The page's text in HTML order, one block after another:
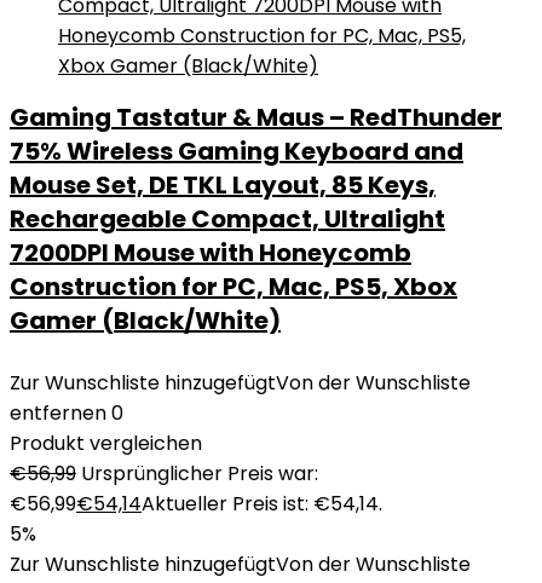
Gaming Tastatur & Maus – RedThunder
75% Wireless Gaming Keyboard and
Mouse Set, DE TKL Layout, 85 Keys,
Rechargeable Compact, Ultralight
7200DPI Mouse with Honeycomb
Construction for PC, Mac, PS5, Xbox
Gamer (Black/White)
Zur Wunschliste hinzugefügtVon der Wunschliste
entfernen0
Produkt vergleichen
€56,99 Ursprünglicher Preis war:
€56,99€54,14Aktueller Preis ist: €54,14.
5%
Zur Wunschliste hinzugefügtVon der Wunschliste